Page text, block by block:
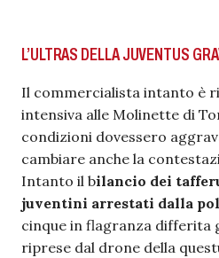
L’ULTRAS DELLA JUVENTUS
Il commercialista intanto è
intensiva alle Molinette di
condizioni dovessero
cambiare anche la
Intanto il bilancio dei
juventini arrestati dalla
cinque in flagranza differita
riprese dal drone della